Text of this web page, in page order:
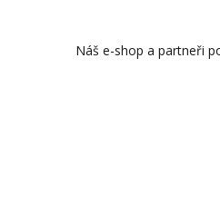
Náš e-shop a partneři